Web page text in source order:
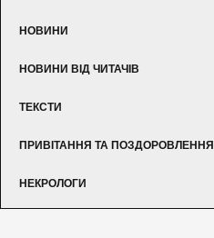
НОВИНИ
НОВИНИ ВІД ЧИТАЧІВ
ТЕКСТИ
ПРИВІТАННЯ ТА ПОЗДОРОВЛЕННЯ
НЕКРОЛОГИ